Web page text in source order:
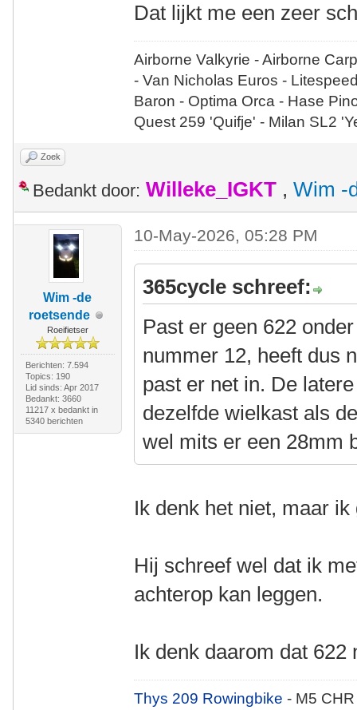
Dat lijkt me een zeer
Airborne Valkyrie - Airborne
- Van Nicholas Euros -
Baron - Optima Orca - Hase
Quest 259 'Quifje' - Milan SL2
Zoek
Bedankt door: Willeke_IGKT , Wim -
Wim -de
roetsende
Roeifietser
Berichten: 7.594
Topics: 190
Lid sinds: Apr 2017
Bedankt: 3660
11217 x bedankt in
5340 berichten
10-May-2026, 05:28 PM
365cycle schreef:
Past er geen 622
nummer 12, heeft dus
past er net in. De
dezelfde wielkast als
wel mits er een 28mm
Ik denk het niet, maar
Hij schreef wel dat ik
achterop kan leggen.
Ik denk daarom dat 622
Thys 209 Rowingbike- M5